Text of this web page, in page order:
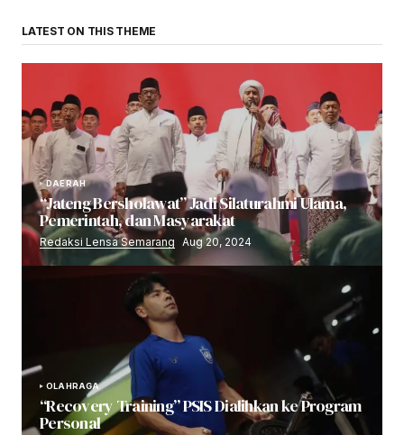
LATEST ON THIS THEME
DAERAH
“Jateng Bersholawat” Jadi Silaturahmi Ulama,
Pemerintah, dan Masyarakat
Redaksi Lensa Semarang Aug 20, 2024
OLAHRAGA
“Recovery Training” PSIS Dialihkan ke Program
Personal